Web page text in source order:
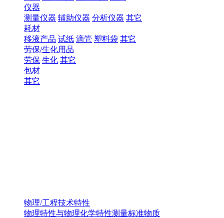
仪器
测量仪器 辅助仪器 分析仪器 其它
耗材
移液产品 试纸 滴管 塑料袋 其它
劳保/生化用品
劳保 生化 其它
包材
其它
物理/工程技术特性
物理特性与物理化学特性测量标准物质